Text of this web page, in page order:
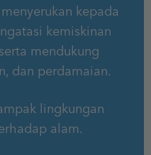
menyerukan kepada
kemiskinan
mendukung
dan perdamaian.
lingkungan
alam.